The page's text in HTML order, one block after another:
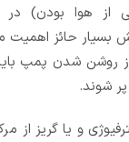
از هوا بودن) در
حائز اهمیت
روشن شدن پمپ
شوند.
و یا گریز از